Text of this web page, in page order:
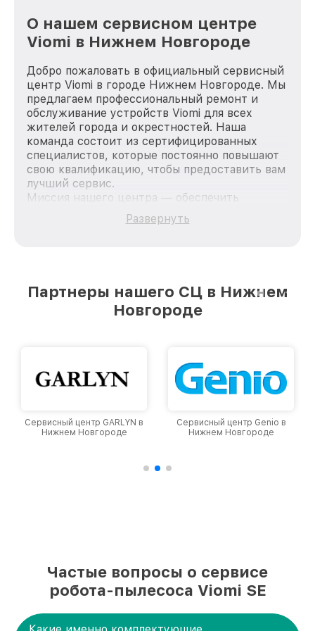
О нашем сервисном центре
Viomi в Нижнем Новгороде
Добро пожаловать в официальный сервисный
центр Viomi в городе Нижнем Новгороде. Мы
предлагаем профессиональный ремонт и
обслуживание устройств Viomi для всех
жителей города и окрестностей. Наша
команда состоит из сертифицированных
специалистов, которые постоянно повышают
свою квалификацию, чтобы предоставить вам
лучший сервис.
Миссия нашего центра — обеспечить
качественный и доступный ремонт для
каждого пользователя продукции Viomi, вне
лучшим сервисным центром Viomi в городе
Нижнем Новгороде, постоянно повышая
Развернуть
Партнеры нашего СЦ в Нижнем
Новгороде
Сервисный центр Genio в
Нижнем Новгороде
Сервисный центр Dyson в
Нижнем Новгороде
Частые вопросы о сервисе
робота-пылесоса Viomi SE